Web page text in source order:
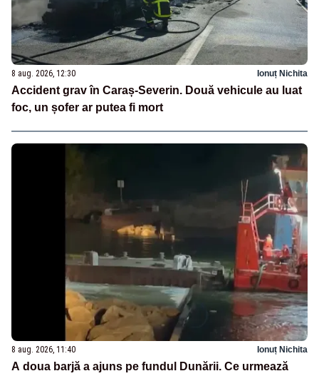
8 aug. 2026, 12:30 Ionuț Nichita
Accident grav în Caraș-Severin. Două vehicule au luat
foc, un șofer ar putea fi mort
8 aug. 2026, 11:40 Ionuț Nichita
A doua barjă a ajuns pe fundul Dunării. Ce urmează